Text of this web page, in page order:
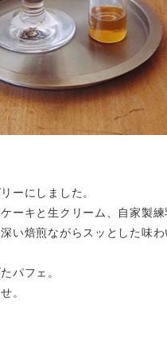
ーにしました。
ーキと生クリーム、自家製
い焙煎ながらスッとした味
パフェ。
。